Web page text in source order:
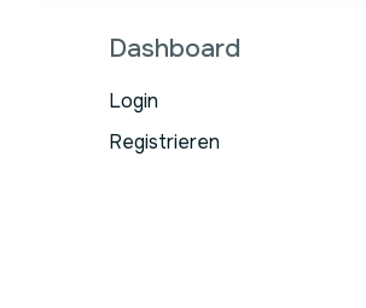
Dashboard
Login
Registrieren